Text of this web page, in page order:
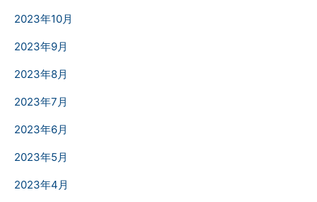
2023年10月
2023年9月
2023年8月
2023年7月
2023年6月
2023年5月
2023年4月